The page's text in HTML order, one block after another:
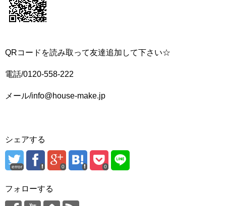
QRコードを読み取って友達追加して下さい☆
電話/0120-558-222
メール/info@house-make.jp
シェアする
error 0 0
フォローする